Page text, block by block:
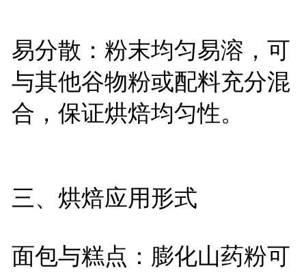
易分散：粉末均匀易溶，可
与其他谷物粉或配料充分混
合，保证烘焙均匀性。
三、烘焙应用形式
面包与糕点：膨化山药粉可